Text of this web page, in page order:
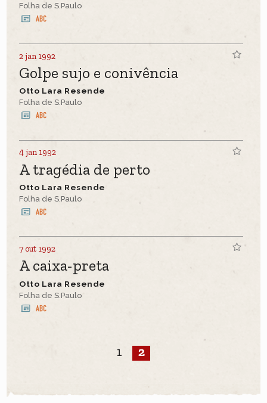
Folha de S.Paulo
2 jan 1992
Golpe sujo e conivência
Otto Lara Resende
Folha de S.Paulo
4 jan 1992
A tragédia de perto
Otto Lara Resende
Folha de S.Paulo
7 out 1992
A caixa-preta
Otto Lara Resende
Folha de S.Paulo
1 2